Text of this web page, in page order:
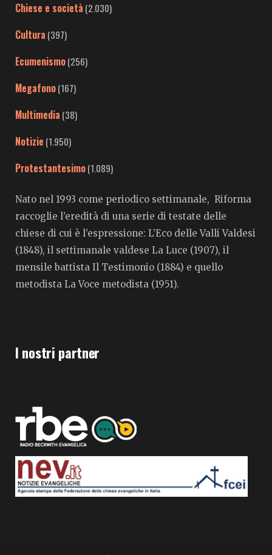
Chiese e società (2.030)
Cultura (397)
Ecumenismo(256)
Megafono(167)
Multimedia (38)
Notizie (1.950)
Protestantesimo(1.089)
Nato nel 1993 come periodico settimanale, Riforma
raccoglie l’eredità di una serie di testate delle
chiese di cui è l’espressione: L’Eco delle Valli Valdesi
(1848), il settimanale valdese La Luce (1907), il
mensile battista Il Testimonio (1884) e quello
metodista La Voce metodista (1951).
I nostri partner